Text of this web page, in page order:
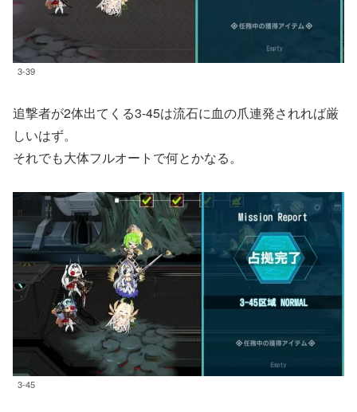
3-39
追撃者が2体出てくる3-45は流石に血の爪連発されれば厳
しいはず。
それでも大体フルオートで何とかなる。
3-45